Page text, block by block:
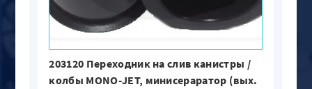
203120 Переходник на слив канистры /
колбы MONO-JET, минисераратор (вых.